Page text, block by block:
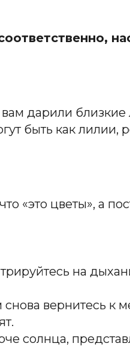
дарили близкие
быть как лилии,
«это цветы», а
на
снова вернитесь к
солнца,